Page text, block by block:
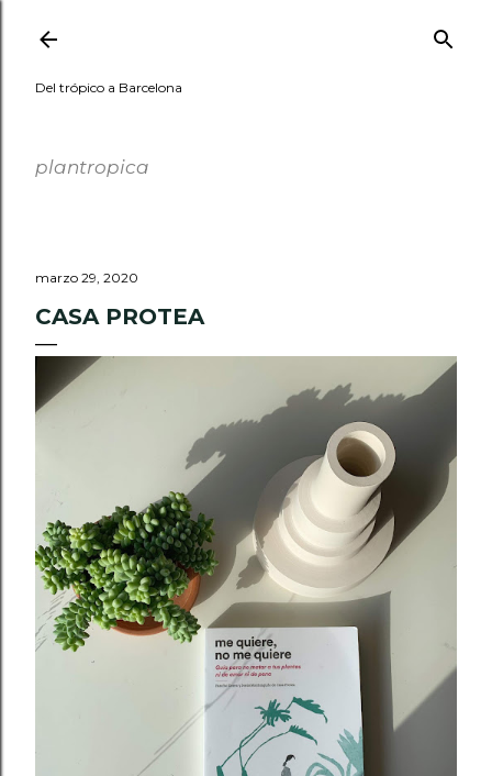
Del trópico a Barcelona
plantropica
marzo 29, 2020
CASA PROTEA